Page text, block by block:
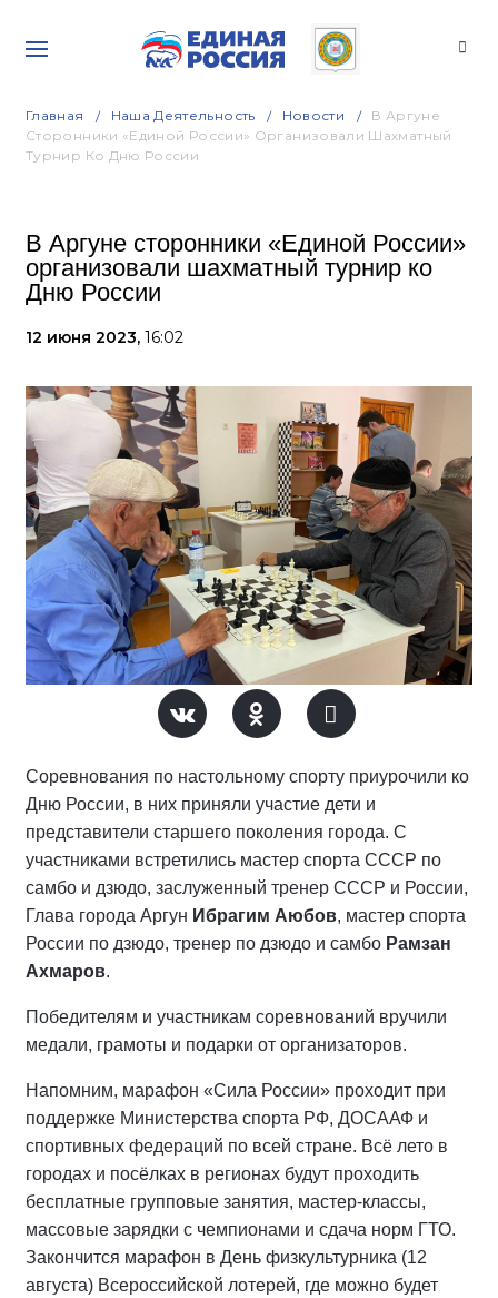
Главная Наша Деятельность Новости
В Аргуне
Сторонники «Единой России» Организовали Шахматный
Турнир Ко Дню России
В Аргуне сторонники «Единой России»
организовали шахматный турнир ко
Дню России
12 июня 2023, 16:02
Соревнования по настольному спорту приурочили ко
Дню России, в них приняли участие дети и
представители старшего поколения города. С
участниками встретились мастер спорта СССР по
самбо и дзюдо, заслуженный тренер СССР и России,
Глава города Аргун Ибрагим Аюбов, мастер спорта
России по дзюдо, тренер по дзюдо и самбо Рамзан
Ахмаров.
Победителям и участникам соревнований вручили
медали, грамоты и подарки от организаторов.
Напомним, марафон «Сила России» проходит при
поддержке Министерства спорта РФ, ДОСААФ и
спортивных федераций по всей стране. Всё лето в
городах и посёлках в регионах будут проходить
бесплатные групповые занятия, мастер-классы,
массовые зарядки с чемпионами и сдача норм ГТО.
Закончится марафон в День физкультурника (12
августа) Всероссийской лотерей, где можно будет